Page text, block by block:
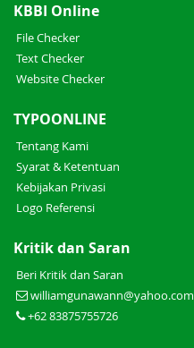
KBBI Online
File Checker
Text Checker
Website Checker
TYPOONLINE
Tentang Kami
Syarat & Ketentuan
Kebijakan Privasi
Logo Referensi
Kritik dan Saran
Beri Kritik dan Saran
williamgunawann@yahoo.com
+62 83875755726